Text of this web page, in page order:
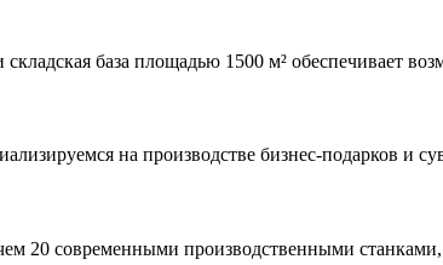
база площадью 1500 м² обеспечивает
на производстве бизнес-подарков и
20 современными производственными